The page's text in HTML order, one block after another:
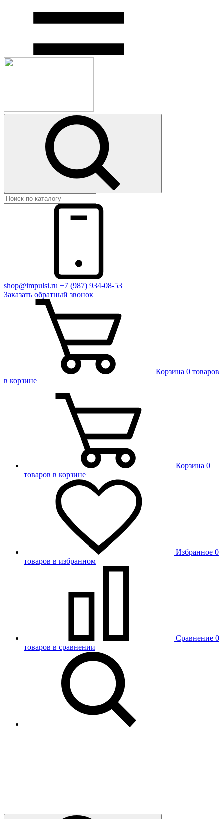
shop@impulsi.ru +7 (987) 934-08-53
Заказать обратный звонок
Корзина 0 товаров
в корзине
Корзина 0
товаров в корзине
Избранное 0
товаров в избранном
Сравнение 0
товаров в сравнении